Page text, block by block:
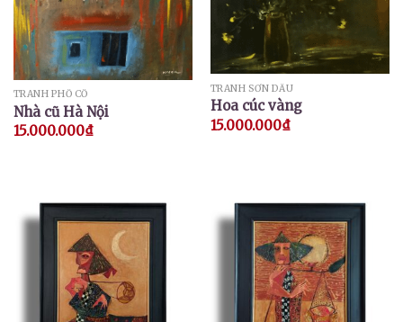
TRANH PHỐ CỔ
Nhà cũ Hà Nội
15.000.000₫
TRANH SƠN DẦU
Hoa cúc vàng
15.000.000₫